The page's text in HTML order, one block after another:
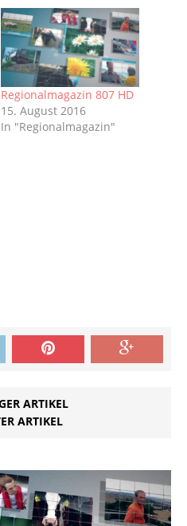
Regionalmagazin 807 HD
15. August 2016
In "Regionalmagazin"
ARTIKEL
ARTIKEL